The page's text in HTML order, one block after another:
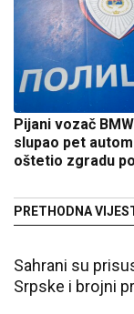
Pijani vozač
slupao pet
oštetio zgradu
PRETHODNA
Sahrani su
Srpske i brojni